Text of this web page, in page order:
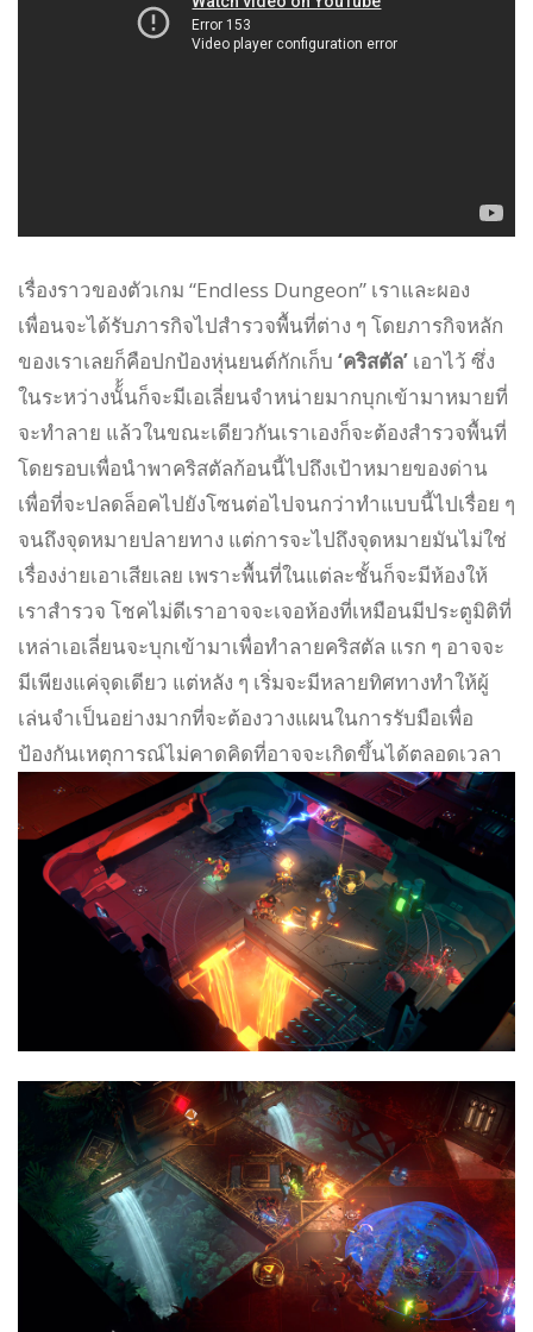
เรื่องราวของตัวเกม “Endless Dungeon” เราและผอง
เพื่อนจะได้รับภารกิจไปสำรวจพื้นที่ต่าง ๆ โดยภารกิจหลัก
ของเราเลยก็คือปกป้องหุ่นยนต์กักเก็บ ‘คริสตัล’ เอาไว้ ซึ่ง
ในระหว่างนั้้นก็จะมีเอเลี่ยนจำหน่ายมากบุกเข้ามาหมายที่
จะทำลาย แล้วในขณะเดียวกันเราเองก็จะต้องสำรวจพื้นที่
โดยรอบเพื่อนำพาคริสตัลก้อนนี้ไปถึงเป้าหมายของด่าน
เพื่อที่จะปลดล็อคไปยังโซนต่อไปจนกว่าทำแบบนี้ไปเรื่อย ๆ
จนถึงจุดหมายปลายทาง แต่การจะไปถึงจุดหมายมันไม่ใช่
เรื่องง่ายเอาเสียเลย เพราะพื้นที่ในแต่ละชั้นก็จะมีห้องให้
เราสำรวจ โชคไม่ดีเราอาจจะเจอห้องที่เหมือนมีประตูมิติที่
เหล่าเอเลี่ยนจะบุกเข้ามาเพื่อทำลายคริสตัล แรก ๆ อาจจะ
มีเพียงแค่จุดเดียว แต่หลัง ๆ เริ่มจะมีหลายทิศทางทำให้ผู้
เล่นจำเป็นอย่างมากที่จะต้องวางแผนในการรับมือเพื่อ
ป้องกันเหตุการณ์ไม่คาดคิดที่อาจจะเกิดขึ้นได้ตลอดเวลา